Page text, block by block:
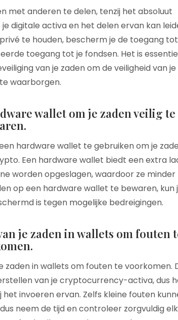
met anderen te delen, tenzij het absoluut
digitale activa en het delen ervan kan
te houden, bescherm je de toegang
toegang tot je fondsen. Het is
van je zaden om de veiligheid van je
waarborgen.
wallet om je zaden veilig te
hardware wallet te gebruiken om je
Een hardware wallet biedt een extra
worden opgeslagen, waardoor ze minder
op een hardware wallet te bewaren, kun
is tegen mogelijke bedreigingen.
je zaden in wallets om fouten
in wallets om fouten te voorkomen.
van je cryptocurrency-activa, dus
invoeren ervan. Zelfs kleine fouten
neem de tijd en controleer zorgvuldig